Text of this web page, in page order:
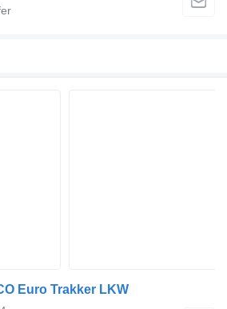
Euro Trakker LKW